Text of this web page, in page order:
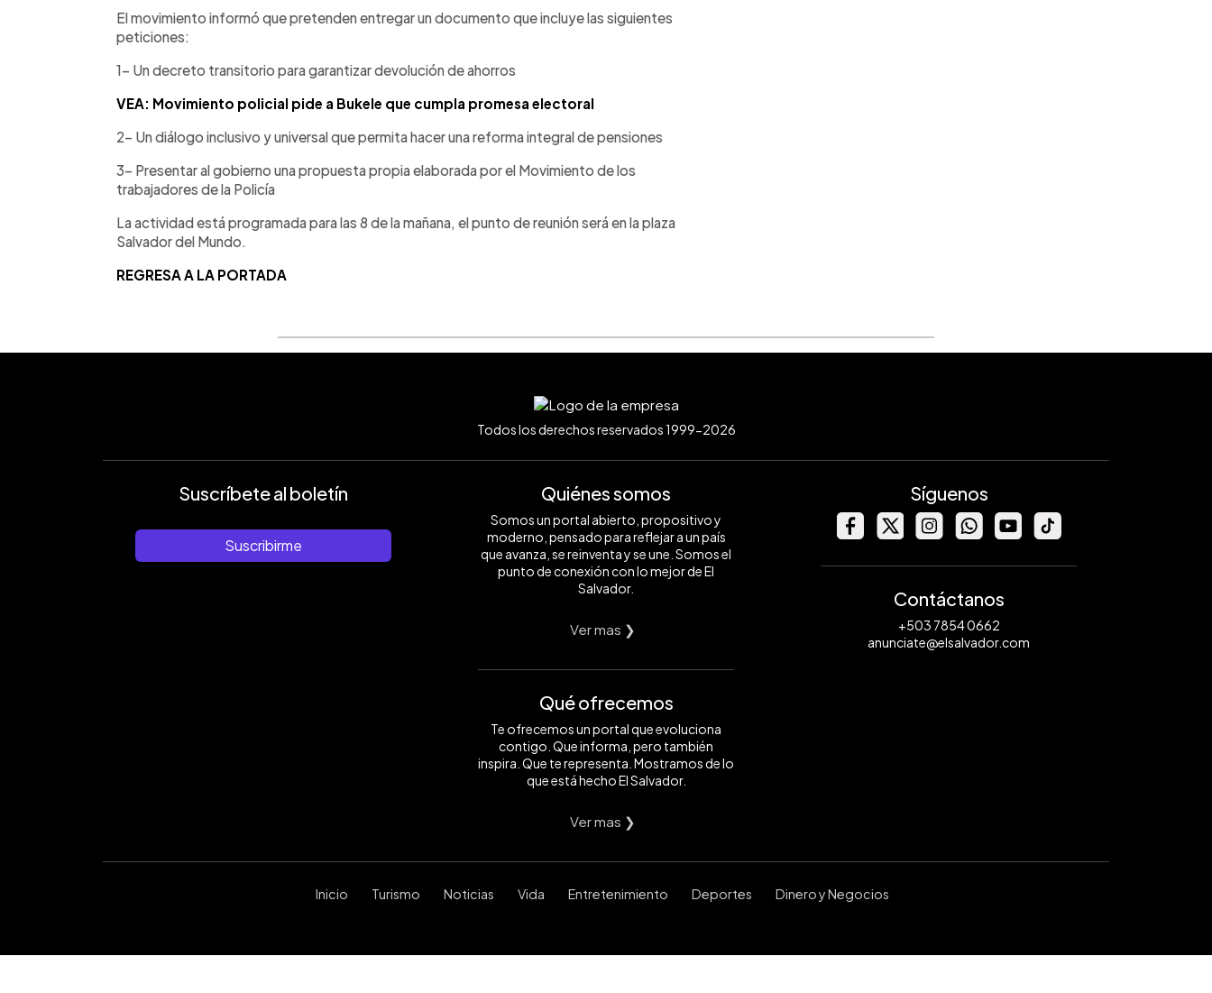
El movimiento informó que pretenden entregar un documento que incluye las siguientes
peticiones:
1- Un decreto transitorio para garantizar devolución de ahorros
VEA: Movimiento policial pide a Bukele que cumpla promesa electoral
2- Un diálogo inclusivo y universal que permita hacer una reforma integral de pensiones
3- Presentar al gobierno una propuesta propia elaborada por el Movimiento de los
trabajadores de la Policía
La actividad está programada para las 8 de la mañana, el punto de reunión será en la plaza
Salvador del Mundo.
REGRESA A LA PORTADA
Todos los derechos reservados 1999-2026
Suscríbete al boletín
Suscribirme
Quiénes somos
Somos un portal abierto, propositivo y
moderno, pensado para reflejar a un país
que avanza, se reinventa y se une. Somos el
punto de conexión con lo mejor de El
Salvador.
Ver mas ❯
Qué ofrecemos
Te ofrecemos un portal que evoluciona
contigo. Que informa, pero también
inspira. Que te representa. Mostramos de lo
que está hecho El Salvador.
Ver mas ❯
Síguenos
Contáctanos
+503 7854 0662
anunciate@elsalvador.com
Inicio Turismo Noticias Vida Entretenimiento Deportes Dinero y Negocios